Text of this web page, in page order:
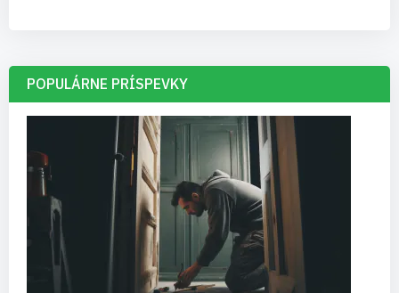
POPULÁRNE PRÍSPEVKY